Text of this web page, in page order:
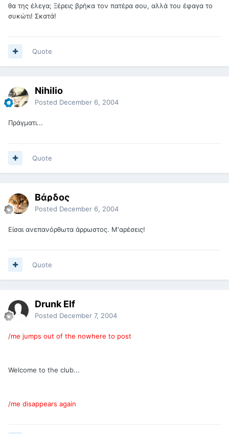
θα της έλεγα; Ξέρεις βρήκα τον πατέρα σου, αλλά του έφαγα το
συκώτι! Σκατά!
Quote
Nihilio
Posted December 6, 2004
Πράγματι...
Quote
Βάρδος
Posted December 6, 2004
Είσαι ανεπανόρθωτα άρρωστος. Μ'αρέσεις!
Quote
Drunk Elf
Posted December 7, 2004
/me jumps out of the nowhere to post
Welcome to the club...
/me disappears again